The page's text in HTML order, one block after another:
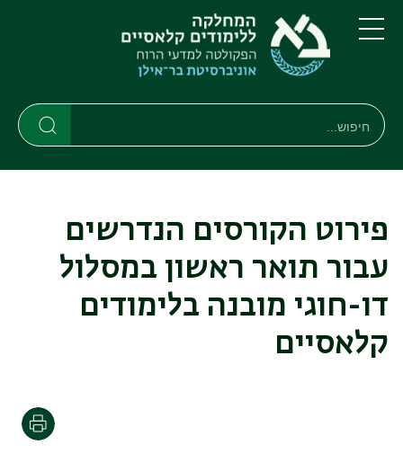
דילוג
לתוכן
העיקרי
דילוג
לתפריט
ניווט
ראשי
תפריט
חיפוש
חיפוש
פירוט הקורסים הנדרשים
עבור תואר ראשון במסלול
דו-חוגי מובנה בלימודים
קלאסיים